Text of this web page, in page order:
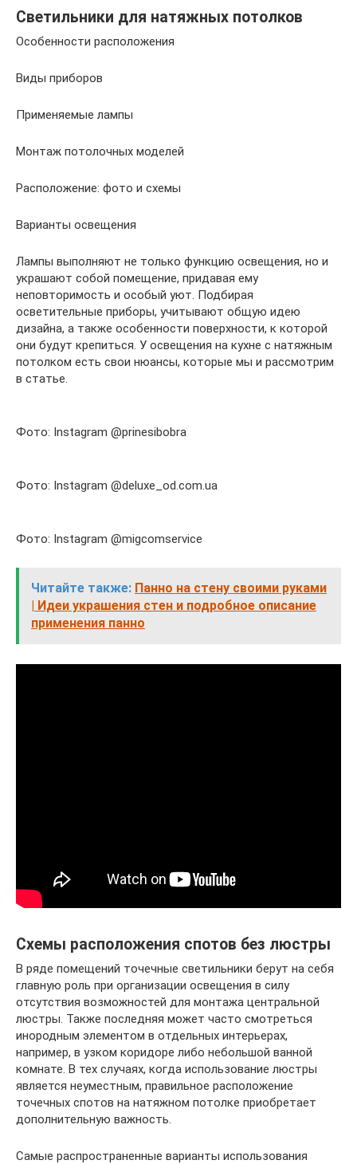
Светильники для натяжных потолков
Особенности расположения
Виды приборов
Применяемые лампы
Монтаж потолочных моделей
Расположение: фото и схемы
Варианты освещения
Лампы выполняют не только функцию освещения, но и
украшают собой помещение, придавая ему
неповторимость и особый уют. Подбирая
осветительные приборы, учитывают общую идею
дизайна, а также особенности поверхности, к которой
они будут крепиться. У освещения на кухне с натяжным
потолком есть свои нюансы, которые мы и рассмотрим
в статье.
Фото: Instagram @prinesibobra
Фото: Instagram @deluxe_od.com.ua
Фото: Instagram @migcomservice
Читайте также: Панно на стену своими руками
| Идеи украшения стен и подробное описание
применения панно
Схемы расположения спотов без люстры
В ряде помещений точечные светильники берут на себя
главную роль при организации освещения в силу
отсутствия возможностей для монтажа центральной
люстры. Также последняя может часто смотреться
инородным элементом в отдельных интерьерах,
например, в узком коридоре либо небольшой ванной
комнате. В тех случаях, когда использование люстры
является неуместным, правильное расположение
точечных спотов на натяжном потолке приобретает
дополнительную важность.
Самые распространенные варианты использования